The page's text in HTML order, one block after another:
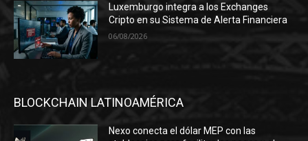
Luxemburgo integra a los Exchanges
Cripto en su Sistema de Alerta Financiera
06/08/2026
BLOCKCHAIN LATINOAMÉRICA
Nexo conecta el dólar MEP con las